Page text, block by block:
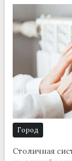
Город
Столичная